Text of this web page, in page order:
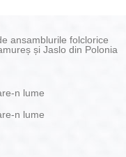
ansamblurile folclorice
și Jaslo din Polonia
n lume
n lume